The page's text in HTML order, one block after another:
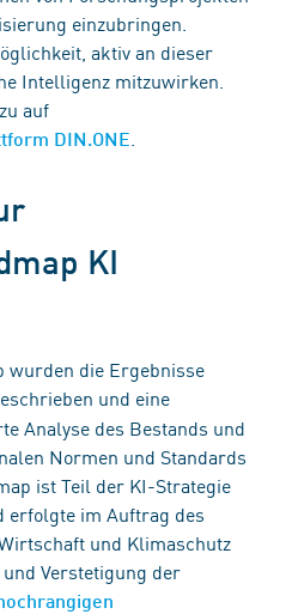
einzubringen.
aktiv an dieser
Intelligenz mitzuwirken.
auf
DIN.ONE
KI
wurden die Ergebnisse
und eine
Analyse des Bestands und
Normen und Standards
ist Teil der KI-Strategie
erfolgte im Auftrag des
und Klimaschutz
Verstetigung der